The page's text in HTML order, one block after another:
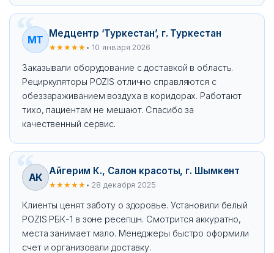
МТ
Медцентр ‘Туркестан’, г. Туркестан
★★★★★ • 10 января 2026
Заказывали оборудование с доставкой в область.
Рециркуляторы POZIS отлично справляются с
обеззараживанием воздуха в коридорах. Работают
тихо, пациентам не мешают. Спасибо за
качественный сервис.
АК
Айгерим К., Салон красоты, г. Шымкент
★★★★★ • 28 декабря 2025
Клиенты ценят заботу о здоровье. Установили белый
POZIS РБК-1 в зоне ресепшн. Смотрится аккуратно,
места занимает мало. Менеджеры быстро оформили
счет и организовали доставку.